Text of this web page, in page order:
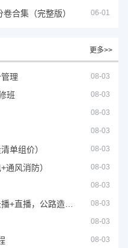
合集（完整版） 06-01
更多>>
理 08-03
班 08-03
08-03
08-03
单组价） 08-03
通风消防） 08-03
08-03
08-03
08-03
08-03